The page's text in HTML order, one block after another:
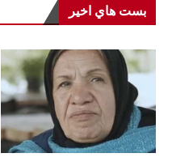
بست هاي اخير